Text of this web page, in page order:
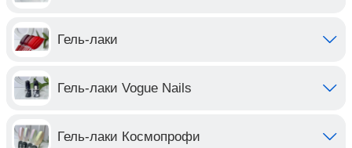
Гель-лаки
Гель-лаки Vogue Nails
Гель-лаки Космопрофи